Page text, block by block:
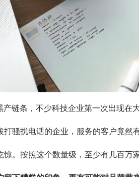
链条，不少科技企业第一次出现在大
骚扰电话的企业，服务的客户竟然
。按照这个数量级，至少有几百万